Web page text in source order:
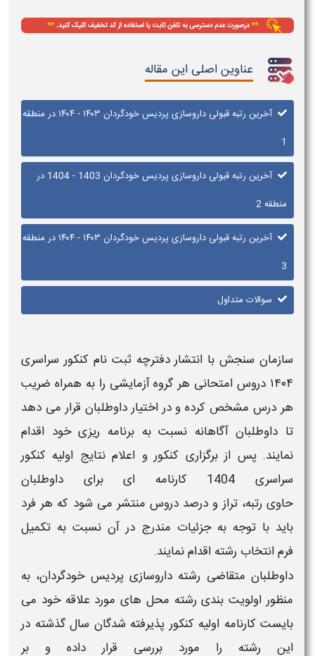
عناوین اصلی این مقاله
آخرین رتبه قبولی داروسازی پردیس خودگردان ۱۴۰۳ - ۱۴۰۴ در منطقه
1
آخرین رتبه قبولی داروسازی پردیس خودگردان 1403 - 1404 در
منطقه 2
آخرین رتبه قبولی داروسازی پردیس خودگردان ۱۴۰۳ - ۱۴۰۴ در منطقه
3
سوالات متداول
سازمان سنجش با انتشار دفترچه ثبت نام کنکور سراسری
۱۴۰۴ دروس امتحانی هر گروه آزمایشی را به همراه ضریب
هر درس مشخص کرده و در اختیار داوطلبان قرار می دهد
تا داوطلبان آگاهانه نسبت به برنامه ریزی خود اقدام
نمایند. پس از برگزاری کنکور و اعلام نتایج اولیه کنکور
سراسری 1404
کارنامه ای برای داوطلبان
حاوی رتبه، تراز و درصد دروس منتشر می شود که هر فرد
باید با توجه به جزئیات مندرج در آن نسبت به تکمیل
فرم انتخاب رشته اقدام نمایند.
داوطلبان متقاضی رشته داروسازی پردیس خودگردان، به
منظور اولویت بندی رشته محل های مورد علاقه خود می
بایست کارنامه اولیه کنکور پذیرفته شدگان سال گذشته در
این رشته را مورد بررسی قرار داده و بر